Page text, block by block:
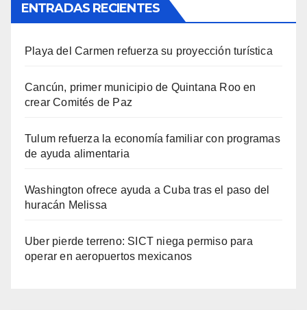
ENTRADAS RECIENTES
Playa del Carmen refuerza su proyección turística
Cancún, primer municipio de Quintana Roo en
crear Comités de Paz
Tulum refuerza la economía familiar con programas
de ayuda alimentaria
Washington ofrece ayuda a Cuba tras el paso del
huracán Melissa
Uber pierde terreno: SICT niega permiso para
operar en aeropuertos mexicanos